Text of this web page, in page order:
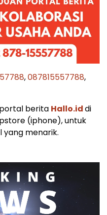
,087815557788,
berita Hallo.iddi
(iphone), untuk
menarik.